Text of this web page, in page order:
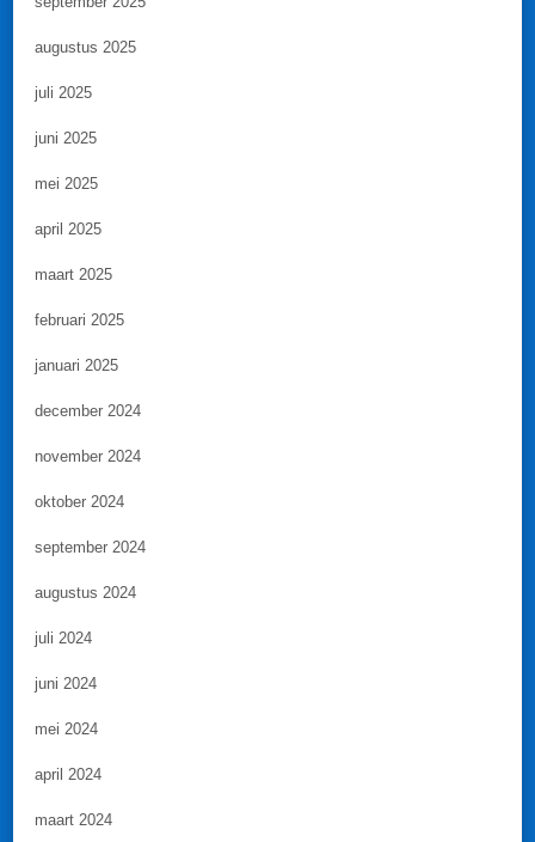
augustus 2025
juli 2025
juni 2025
mei 2025
april 2025
maart 2025
februari 2025
januari 2025
december 2024
november 2024
oktober 2024
september 2024
augustus 2024
juli 2024
juni 2024
mei 2024
april 2024
maart 2024